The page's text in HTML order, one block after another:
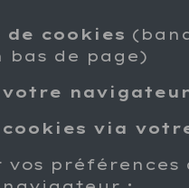
cookies
bas de page)
votre navigateur
via
vos